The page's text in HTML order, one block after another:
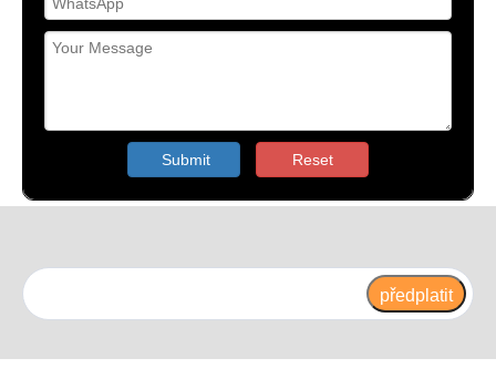
Submit Reset
předplatit